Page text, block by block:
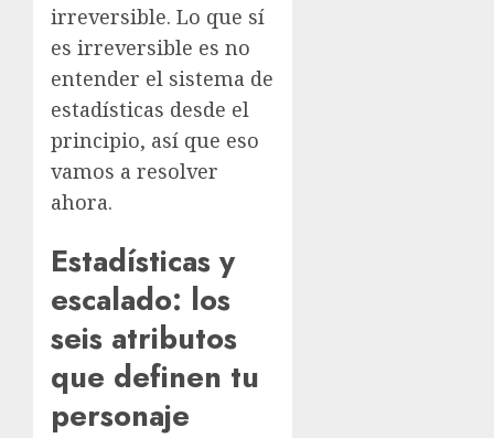
irreversible. Lo que sí
es irreversible es no
entender el sistema de
estadísticas desde el
principio, así que eso
vamos a resolver
ahora.
Estadísticas y
escalado: los
seis atributos
que definen tu
personaje